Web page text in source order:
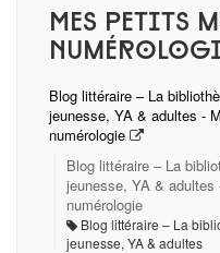
Mes petits
Blog littéraire – La
jeunesse, YA & adultes -
numérologie
Blog littéraire – La
jeunesse, YA &
numérologie
Blog littéraire – La
jeunesse, YA & adultes